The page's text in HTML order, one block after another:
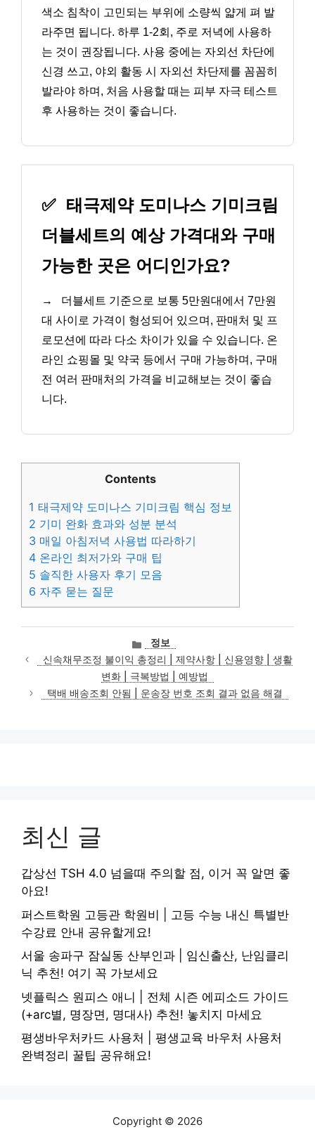
색소 침착이 고민되는 부위에 소량씩 얇게 펴 발
라주면 됩니다. 하루 1-2회, 주로 저녁에 사용하
는 것이 권장됩니다. 사용 중에는 자외선 차단에
신경 쓰고, 야외 활동 시 자외선 차단제를 꼼꼼히
발라야 하며, 처음 사용할 때는 피부 자극 테스트
후 사용하는 것이 좋습니다.
✅ 태극제약 도미나스 기미크림
더블세트의 예상 가격대와 구매
가능한 곳은 어디인가요?
→
더블세트 기준으로 보통 5만원대에서 7만원
대 사이로 가격이 형성되어 있으며, 판매처 및 프
로모션에 따라 다소 차이가 있을 수 있습니다. 온
라인 쇼핑몰 및 약국 등에서 구매 가능하며, 구매
전 여러 판매처의 가격을 비교해보는 것이 좋습
니다.
Contents
1 태극제약 도미나스 기미크림 핵심 정보
2 기미 완화 효과와 성분 분석
3 매일 아침저녁 사용법 따라하기
4 온라인 최저가와 구매 팁
5 솔직한 사용자 후기 모음
6 자주 묻는 질문
카
테
고
리
정보
신속채무조정 불이익 총정리 | 제약사항 | 신용영향 | 생활
변화 | 극복방법 | 예방법
택배 배송조회 안됨 | 운송장 번호 조회 결과 없음 해결
최신 글
갑상선 TSH 4.0 넘을때 주의할 점, 이거 꼭 알면 좋
아요!
퍼스트학원 고등관 학원비 | 고등 수능 내신 특별반
수강료 안내 공유할게요!
서울 송파구 잠실동 산부인과 | 임신출산, 난임클리
닉 추천! 여기 꼭 가보세요
넷플릭스 원피스 애니 | 전체 시즌 에피소드 가이드
(+arc별, 명장면, 명대사) 추천! 놓치지 마세요
평생바우처카드 사용처 | 평생교육 바우처 사용처
완벽정리 꿀팁 공유해요!
Copyright © 2026